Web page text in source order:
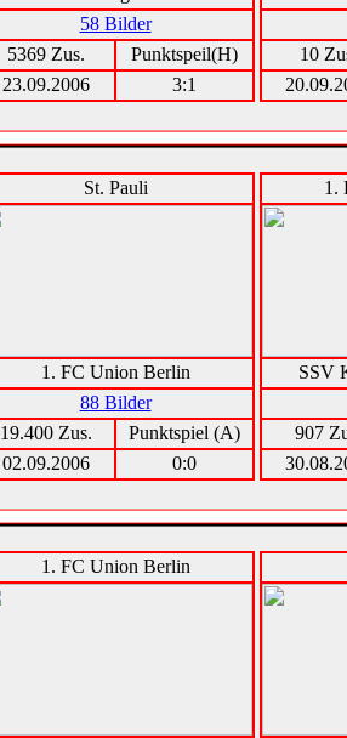
58 Bilder
5369 Zus.
Punktspeil(H)
23.09.2006
3:1
10
St. Pauli
1. FC Union Berlin
88 Bilder
19.400 Zus.
Punktspiel (A)
02.09.2006
0:0
1.
SSV
907
1. FC Union Berlin